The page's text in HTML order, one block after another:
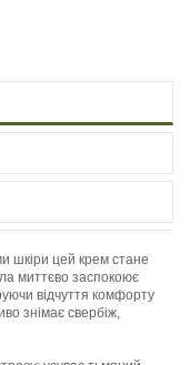
шкіри цей крем стане
миттєво заспокоює
відчуття комфорту
знімає свербіж,